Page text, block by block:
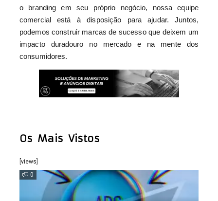
o branding em seu próprio negócio, nossa equipe
comercial está à disposição para ajudar. Juntos,
podemos construir marcas de sucesso que deixem um
impacto duradouro no mercado e na mente dos
consumidores.
Os Mais Vistos
[views]
0